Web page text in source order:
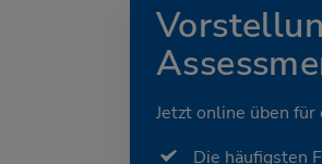
Jetzt online üben für
Die häufigsten